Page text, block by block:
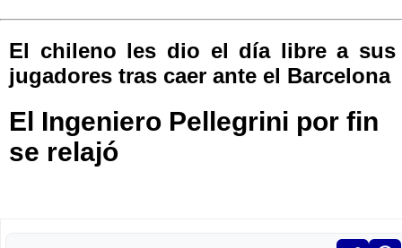
El chileno les dio el día libre a sus
jugadores tras caer ante el Barcelona
El Ingeniero Pellegrini por fin
se relajó